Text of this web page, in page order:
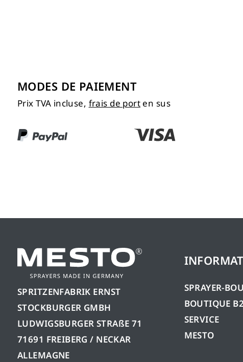
MODES DE PAIEMENT
Prix TVA incluse, frais de port en sus
SPRITZENFABRIK ERNST
STOCKBURGER GMBH
LUDWIGSBURGER STRAßE 71
71691 FREIBERG / NECKAR
ALLEMAGNE
SPRAYER-
BOUTIQUE
SERVICE
MESTO